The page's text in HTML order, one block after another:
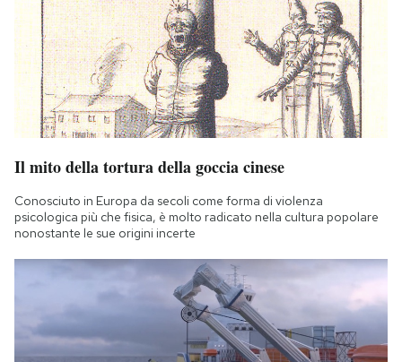
Il mito della tortura della goccia cinese
Conosciuto in Europa da secoli come forma di violenza
psicologica più che fisica, è molto radicato nella cultura popolare
nonostante le sue origini incerte